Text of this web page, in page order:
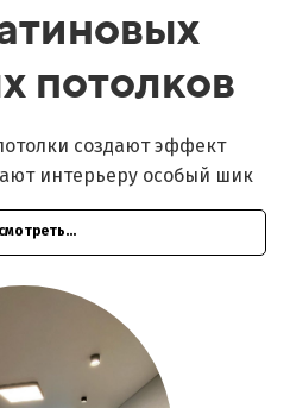
потолков
создают эффект
интерьеру особый шик